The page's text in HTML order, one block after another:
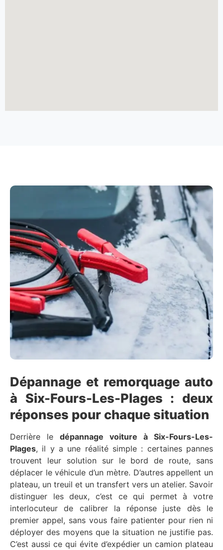
Dépannage et remorquage auto
à Six-Fours-Les-Plages : deux
réponses pour chaque situation
Derrière le dépannage voiture à Six-Fours-Les-
Plages, il y a une réalité simple : certaines pannes
trouvent leur solution sur le bord de route, sans
déplacer le véhicule d’un mètre. D’autres appellent un
plateau, un treuil et un transfert vers un atelier. Savoir
distinguer les deux, c’est ce qui permet à votre
interlocuteur de calibrer la réponse juste dès le
premier appel, sans vous faire patienter pour rien ni
déployer des moyens que la situation ne justifie pas.
C’est aussi ce qui évite d’expédier un camion plateau